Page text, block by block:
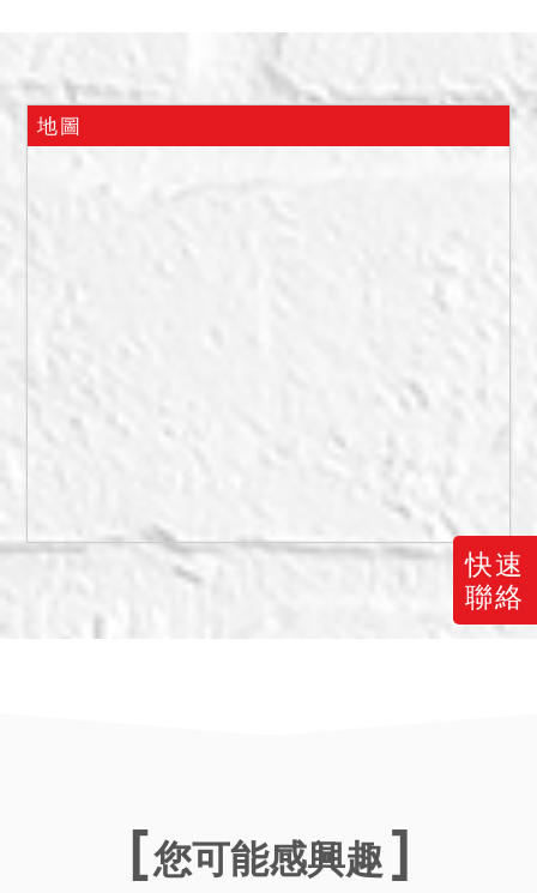
快速
聯絡
三、本件標的於查封時，據
地政人員指界稱：80地號、
坐落，建物部分由債權人之
管委會人員稱本件建物有管
理費，沒有固定停車位，建
一、上開不動產4宗合併拍
賣，請投標人分別出價。
二、拍賣最低價額合計新台
幣：11,230,000元，以總價
最高者得標。
三、保證金新台幣：
地圖
您可能感興趣